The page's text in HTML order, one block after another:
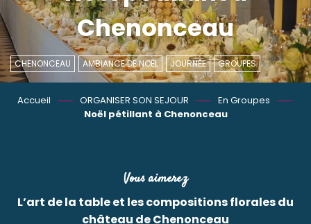
Chenonceau
CHENONCEAU AMBIANCE DE NOËL JOURNÉE GROUPES
Accueil ORGANISER SON SEJOUR
En Groupes
Noël pétillant à Chenonceau
Vous aimerez
L’art de la table et les compositions florales du
château de Chenonceau